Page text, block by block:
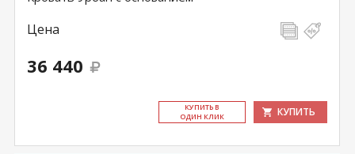
Цена
36 440
КУ­ПИТЬ В
ОДИН КЛИК
КУПИТЬ